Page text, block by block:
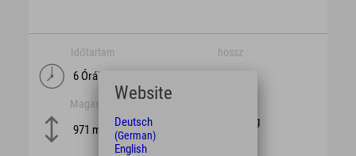
Időtartam
6 Órák
hossz
Magasság
971 m
schwierig
Website
Deutsch
(German)
English